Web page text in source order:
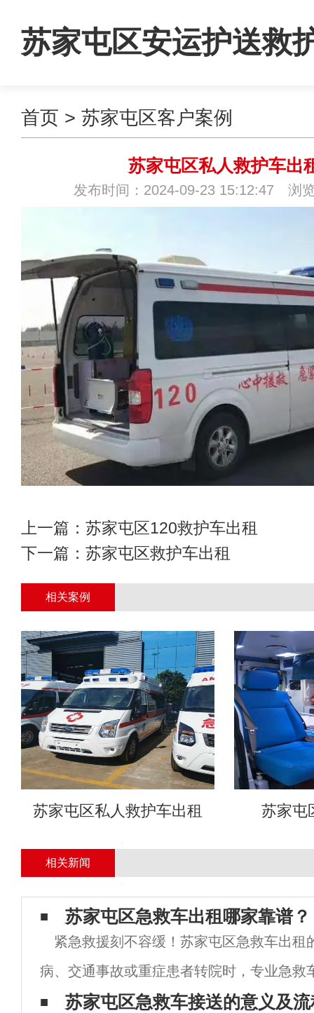
苏家屯区安运护送救
租
首页 > 苏家屯区客户案例
苏家屯区私人救护车出
发布时间：2024-09-23 15:12:47 浏
上一篇： 苏家屯区120救护车出租
下一篇： 苏家屯区救护车出租
相关案例
苏家屯区私人救护车出租 苏家屯
相关新闻
苏家屯区急救车出租哪家靠谱？
紧急救援刻不容缓！苏家屯区急救车出租
病、交通事故或重症患者转院时，专业急救
全的关键！普通车辆缺乏医疗设备与专业团
苏家屯区急救车接送的意义及